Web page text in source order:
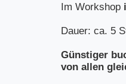
Im Workshop
Dauer: ca. 5
Günstiger
von allen